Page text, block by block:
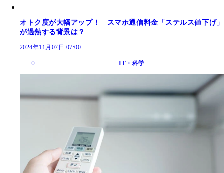
オトク度が大幅アップ！ スマホ通信料金「ステルス値下げ」
が過熱する背景は？
2024年11月07日 07:00
IT・科学